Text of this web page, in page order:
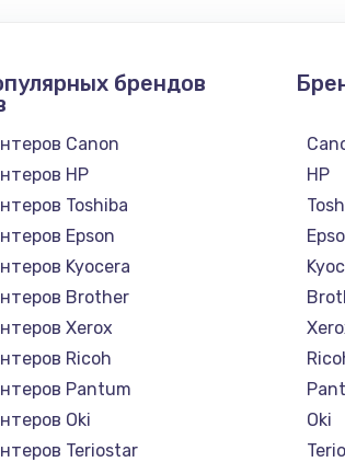
брендов
Canon
HP
Toshiba
Epson
Kyocera
Brother
Xerox
Ricoh
Pantum
Oki
Teriostar
HP
Oki